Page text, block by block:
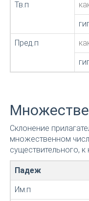
Тв.п
Пред.п
Склонение
множественном
существительного,
Падеж
Им.п